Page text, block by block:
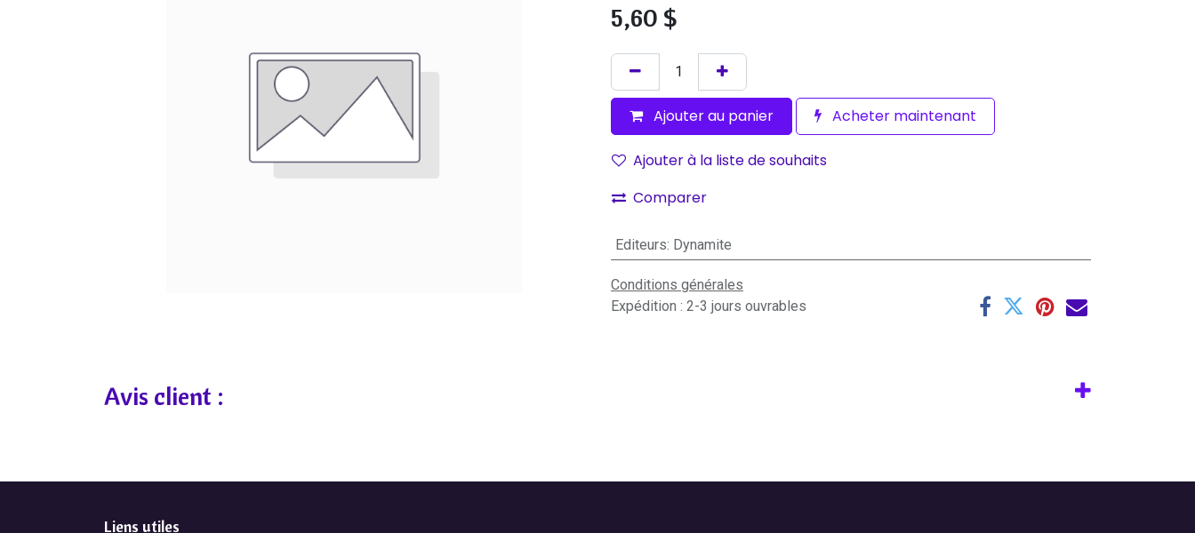
5,60 $
Ajouter au panier Acheter maintenant
Ajouter à la liste de souhaits
Comparer
Editeurs: Dynamite
Conditions générales
Expédition : 2-3 jours ouvrables
Avis client :
Liens utiles